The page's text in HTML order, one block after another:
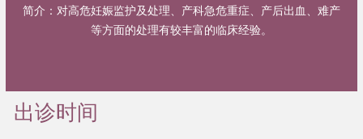
简介： 对高危妊娠监护及处理、产科急危重症、产后出血、难产
等方面的处理有较丰富的临床经验。
出诊时间